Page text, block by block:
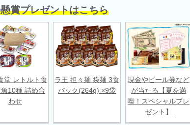
賞プレゼントはこちら
堂 レトルト食
10種 詰め合
わせ
ラ王 担々麺 袋麺 3食
パック(264g) ×9袋
現金やビール券など
が当たる【夏を満
喫！スペシャルプレ
ゼント】